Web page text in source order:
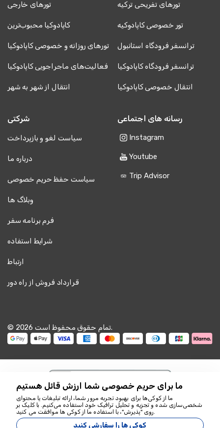
تورهای خارجی تورهای تفریحی ترکیه
کاپادوکیا محبوب‌ترین تور خصوصی کاپادوکیه
تورهای روزانه و خصوصی کاپادوکیا ترانسفر فرودگاه استانبول
فعالیت‌های ماجراجویی کاپادوکیا ترانسفر فرودگاه کاپادوکیا
انتقال از شهر به شهر انتقال خصوصی کاپادوکیا
شرکتی
سیاست لغو و بازپرداخت
درباره ما
سیاست حفظ حریم خصوصی
وبلاگ ها
فرم برنامه سفر
شرایط استفاده
ارتباط
قرارداد فروش از راه دور
رسانه های اجتماعی
Instagram
Youtube
Trip Advisor
© 2026 تمام حقوق محفوظ است.
18349
ما برای حریم خصوصی شما ارزش قائل هستیم
ما از کوکی‌ها برای بهبود تجربه مرور شما، ارائه تبلیغات یا محتوای
شخصی‌سازی شده و تجزیه و تحلیل ترافیک خود استفاده می‌کنیم. با کلیک بر
روی "پذیرش"، با استفاده ما از کوکی ها موافقت می کنید.
کوکی ها را سفارشی کنید
ما برای کمک اینجاییم